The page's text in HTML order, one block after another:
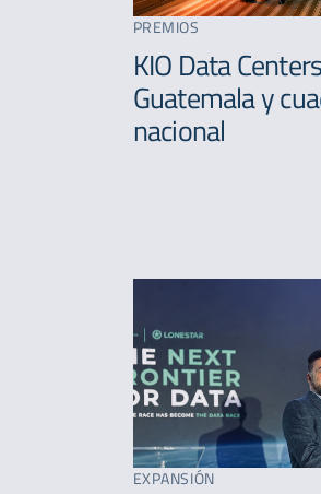
PREMIOS
KIO Data
Guatemala y
nacional
EXPANSIÓN